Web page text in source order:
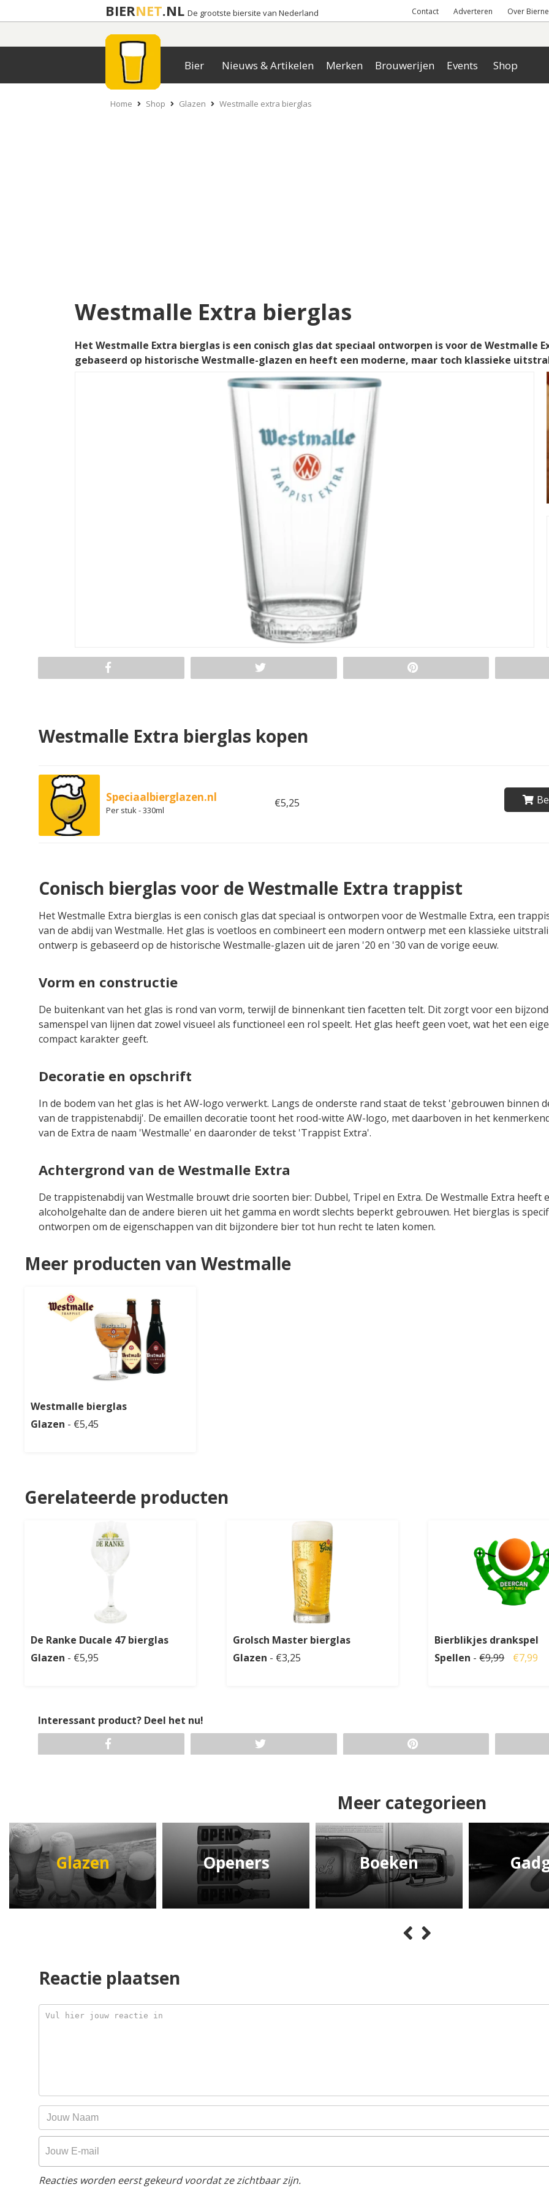
BIERNET.NL De grootste biersite van Nederland Contact Adverteren Over
Bier Nieuws & Artikelen Merken Brouwerijen Events Shop
Home Shop Glazen Westmalle extra bierglas
Westmalle Extra bierglas
Het Westmalle Extra bierglas is een conisch glas dat speciaal ontworpen is voor de Westmalle
gebaseerd op historische Westmalle-glazen en heeft een moderne, maar toch klassieke
Westmalle Extra bierglas kopen
Speciaalbierglazen.nl
Per stuk - 330ml
€5,25
Conisch bierglas voor de Westmalle Extra trappist
Het Westmalle Extra bierglas is een conisch glas dat speciaal is ontworpen voor de Westmalle Extra, een
van de abdij van Westmalle. Het glas is voetloos en combineert een modern ontwerp met een klassieke
ontwerp is gebaseerd op de historische Westmalle-glazen uit de jaren '20 en '30 van de vorige eeuw.
Vorm en constructie
De buitenkant van het glas is rond van vorm, terwijl de binnenkant tien facetten telt. Dit zorgt voor een
samenspel van lijnen dat zowel visueel als functioneel een rol speelt. Het glas heeft geen voet, wat het een
compact karakter geeft.
Decoratie en opschrift
In de bodem van het glas is het AW-logo verwerkt. Langs de onderste rand staat de tekst 'gebrouwen binnen
van de trappistenabdij'. De emaillen decoratie toont het rood-witte AW-logo, met daarboven in het
van de Extra de naam 'Westmalle' en daaronder de tekst 'Trappist Extra'.
Achtergrond van de Westmalle Extra
De trappistenabdij van Westmalle brouwt drie soorten bier: Dubbel, Tripel en Extra. De Westmalle Extra heeft
alcoholgehalte dan de andere bieren uit het gamma en wordt slechts beperkt gebrouwen. Het bierglas is
ontworpen om de eigenschappen van dit bijzondere bier tot hun recht te laten komen.
Meer producten van Westmalle
Westmalle bierglas
Glazen - €5,45
Gerelateerde producten
De Ranke Ducale 47 bierglas
Glazen - €5,95
Grolsch Master bierglas
Glazen - €3,25
Bierblikjes drankspel
Spellen -€9,99 €7,99
Interessant product? Deel het nu!
Meer categorieen
Glazen Openers Boeken
Reactie plaatsen
Reacties worden eerst gekeurd voordat ze zichtbaar zijn.